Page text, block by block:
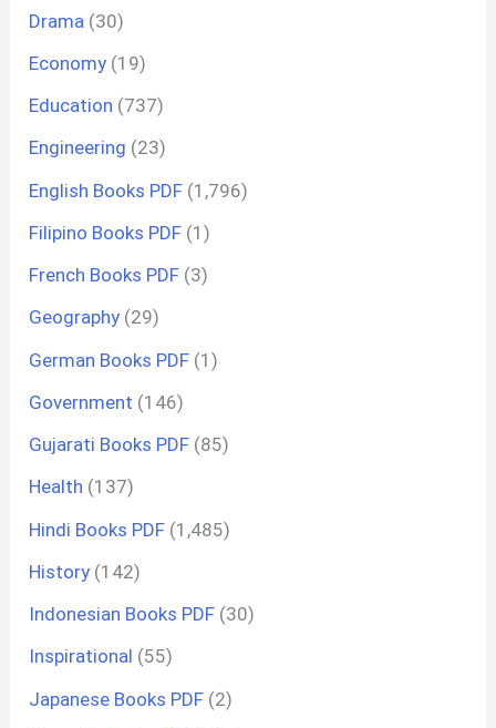
Drama (30)
Economy (19)
Education (737)
Engineering (23)
English Books PDF (1,796)
Filipino Books PDF (1)
French Books PDF (3)
Geography (29)
German Books PDF (1)
Government (146)
Gujarati Books PDF (85)
Health (137)
Hindi Books PDF (1,485)
History (142)
Indonesian Books PDF (30)
Inspirational (55)
Japanese Books PDF (2)